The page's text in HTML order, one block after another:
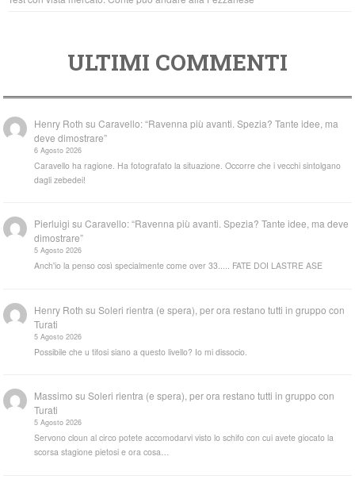
ULTIMI COMMENTI
Henry Roth suCaravello: “Ravenna più avanti. Spezia? Tante idee, ma
deve dimostrare”
6 Agosto 2026
Caravello ha ragione. Ha fotografato la situazione. Occorre che i vecchi sintolgano
dagli zebedei!
Pierluigi suCaravello: “Ravenna più avanti. Spezia? Tante idee, ma deve
dimostrare”
5 Agosto 2026
Anch'io la penso così specialmente come over 33..... FATE DOI LASTRE ASE
Henry Roth suSoleri rientra (e spera), per ora restano tutti in gruppo con
Turati
5 Agosto 2026
Possibile che u tifosi siano a questo livello? Io mi dissocio.
Massimo suSoleri rientra (e spera), per ora restano tutti in gruppo con
Turati
5 Agosto 2026
Servono cloun al circo potete accomodarvi visto lo schifo con cui avete giocato la
scorsa stagione pietosi e ora cosa…